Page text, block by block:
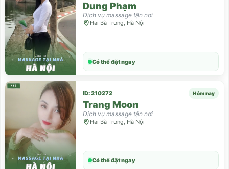
Dung Phạm
Dịch vụ massage tận nơi
Hai Bà Trưng, Hà Nội
Có thể đặt ngay
ID: 210272 Hôm nay
Trang Moon
Dịch vụ massage tận nơi
Hai Bà Trưng, Hà Nội
Có thể đặt ngay